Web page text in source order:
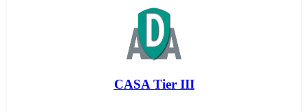
CASA Tier III